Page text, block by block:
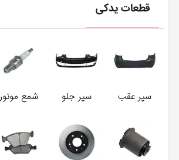
قطعات یدکی
سپر عقب سپر جلو شمع موتور